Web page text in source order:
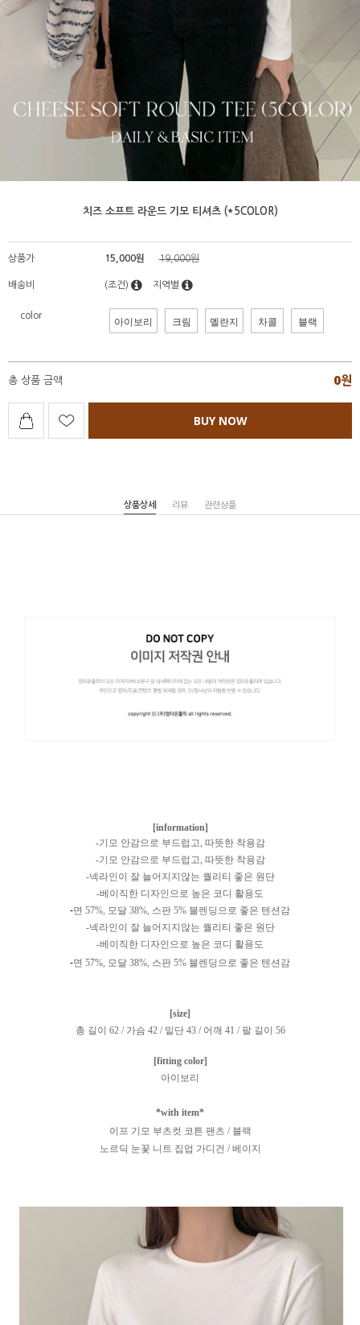
치즈 소프트 라운드 기모 티셔츠 (*5COLOR)
상품가 15,000원 19,000원
배송비 (조건) 지역별
color 아이보리 크림 멜란지 차콜 블랙
총 상품 금액 0원
BUY NOW
상품상세 리뷰 관련상품
[information]
-기모 안감으로 부드럽고, 따뜻한 착용감
-기모 안감으로 부드럽고, 따뜻한 착용감
-넥라인이 잘 늘어지지않는 퀄리티 좋은 원단
-베이직한 디자인으로 높은 코디 활용도
-면 57%, 모달 38%, 스판 5% 블렌딩으로 좋은 텐션감
-넥라인이 잘 늘어지지않는 퀄리티 좋은 원단
-베이직한 디자인으로 높은 코디 활용도
-면 57%, 모달 38%, 스판 5% 블렌딩으로 좋은 텐션감
[size]
총 길이 62 / 가슴 42 / 밑단 43 / 어깨 41 / 팔 길이 56
[fitting color]
아이보리
*with item*
이프 기모 부츠컷 코튼 팬츠 / 블랙
노르딕 눈꽃 니트 집업 가디건 / 베이지